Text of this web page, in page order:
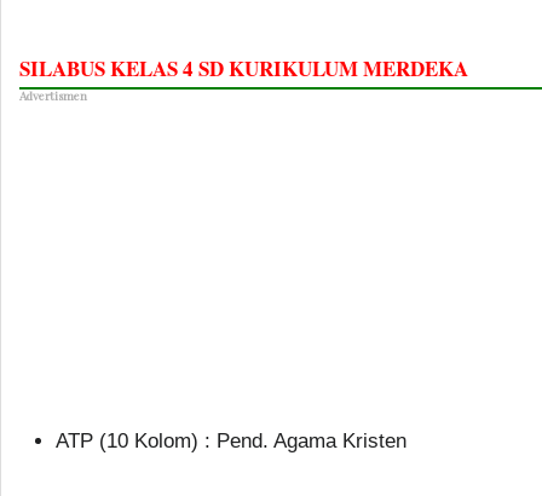
SILABUS KELAS 4 SD KURIKULUM MERDEKA
Advertismen
ATP (10 Kolom) : Pend. Agama Kristen